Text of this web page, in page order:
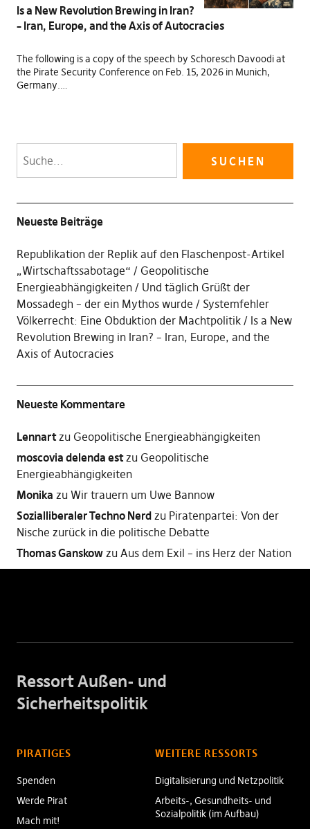
Is a New Revolution Brewing in Iran?
– Iran, Europe, and the Axis of Autocracies
The following is a copy of the speech by Schoresch Davoodi at
the Pirate Security Conference on Feb. 15, 2026 in Munich,
Germany.…
Neueste Beiträge
Republikation der Replik auf den Flaschenpost-Artikel
„Wirtschaftssabotage“
Geopolitische
Energieabhängigkeiten
Und täglich Grüßt der
Mossadegh – der ein Mythos wurde
Systemfehler
Völkerrecht: Eine Obduktion der Machtpolitik
Is a New
Revolution Brewing in Iran? – Iran, Europe, and the
Axis of Autocracies
Neueste Kommentare
Lennartzu Geopolitische Energieabhängigkeiten
moscovia delenda estzu Geopolitische
Energieabhängigkeiten
Monika zu Wir trauern um Uwe Bannow
Sozialliberaler Techno Nerdzu Piratenpartei: Von der
Nische zurück in die politische Debatte
Thomas Ganskowzu Aus dem Exil – ins Herz der Nation
Ressort Außen- und
Sicherheitspolitik
PIRATIGES
Spenden
Werde Pirat
Mach mit!
WEITERE RESSORTS
Digitalisierung und Netzpolitik
Arbeits-, Gesundheits- und
Sozialpolitik (im Aufbau)